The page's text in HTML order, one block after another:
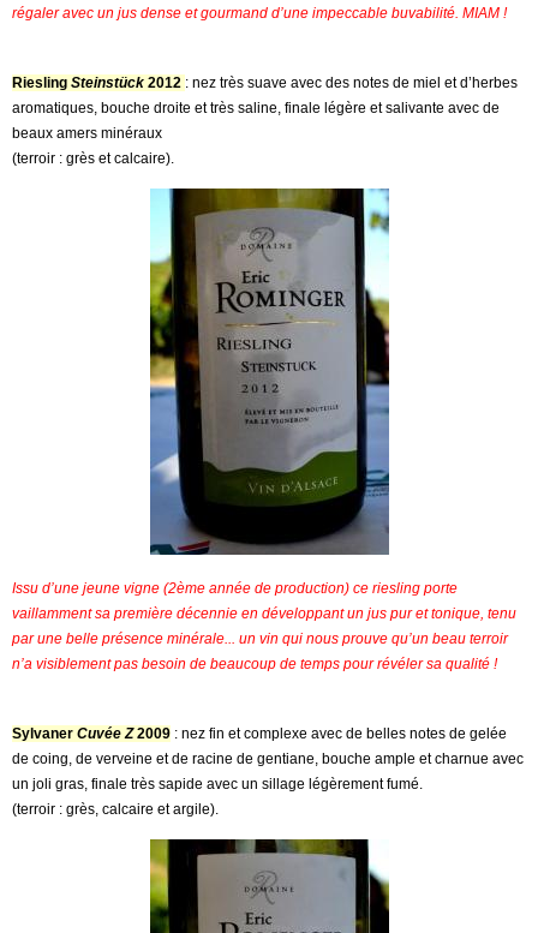
régaler avec un jus dense et gourmand d’une impeccable buvabilité. MIAM !
Riesling Steinstück 2012 : nez très suave avec des notes de miel et d’herbes
aromatiques, bouche droite et très saline, finale légère et salivante avec de
beaux amers minéraux
(terroir : grès et calcaire).
Issu d’une jeune vigne (2ème année de production) ce riesling porte
vaillamment sa première décennie en développant un jus pur et tonique, tenu
par une belle présence minérale... un vin qui nous prouve qu’un beau terroir
n’a visiblement pas besoin de beaucoup de temps pour révéler sa qualité !
Sylvaner Cuvée Z2009 : nez fin et complexe avec de belles notes de gelée
de coing, de verveine et de racine de gentiane, bouche ample et charnue avec
un joli gras, finale très sapide avec un sillage légèrement fumé.
(terroir : grès, calcaire et argile).